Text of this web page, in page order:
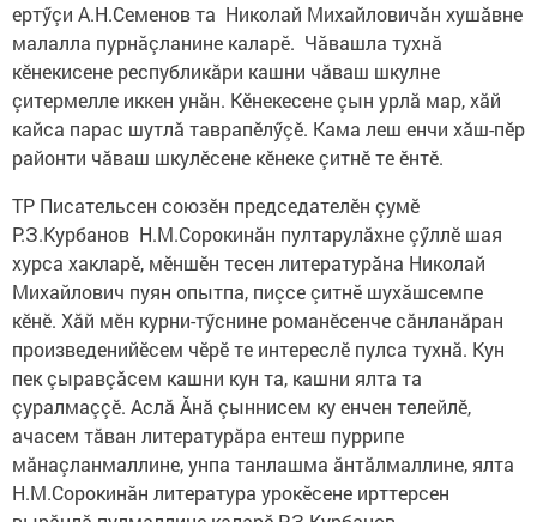
ертӳçи А.Н.Семенов та Николай Михайловичăн хушăвне
малалла пурнăçланине каларӗ. Чăвашла тухнă
кӗнекисене республикăри кашни чăваш шкулне
çитермелле иккен унăн. Кӗнекесене çын урлă мар, хăй
кайса парас шутлă таврапӗлӳçӗ. Кама леш енчи хăш-пӗр
районти чăваш шкулӗсене кӗнеке çитнӗ те ӗнтӗ.
ТР Писательсен союзӗн председателӗн çумӗ
Р.З.Курбанов Н.М.Сорокинăн пултарулăхне çӳллӗ шая
хурса хакларӗ, мӗншӗн тесен литературăна Николай
Михайлович пуян опытпа, пиçсе çитнӗ шухăшсемпе
кӗнӗ. Хăй мӗн курни-тӳснине романӗсенче сăнланăран
произведенийӗсем чӗрӗ те интереслӗ пулса тухнă. Кун
пек çыравçăсем кашни кун та, кашни ялта та
çуралмаççӗ. Аслă Ăнă çыннисем ку енчен телейлӗ,
ачасем тăван литературăра ентеш пуррипе
мăнаçланмаллине, унпа танлашма ăнтăлмаллине, ялта
Н.М.Сорокинăн литература урокӗсене ирттерсен